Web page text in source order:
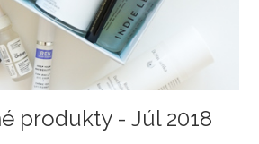
produkty - Júl 2018